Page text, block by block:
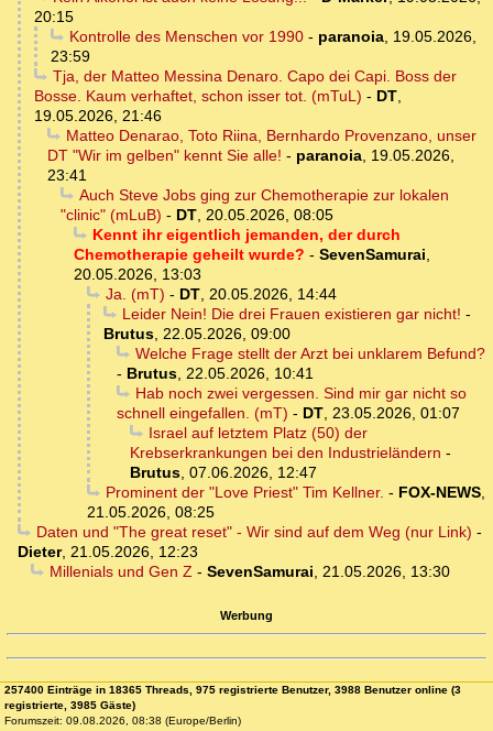
20:15
Kontrolle des Menschen vor 1990- paranoia, 19.05.2026,
23:59
Tja, der Matteo Messina Denaro. Capo dei Capi. Boss der
Bosse. Kaum verhaftet, schon isser tot. (mTuL) - DT,
19.05.2026, 21:46
Matteo Denarao, Toto Riina, Bernhardo Provenzano, unser
DT "Wir im gelben" kennt Sie alle! - paranoia, 19.05.2026,
23:41
Auch Steve Jobs ging zur Chemotherapie zur lokalen
"clinic" (mLuB) - DT, 20.05.2026, 08:05
Kennt ihr eigentlich jemanden, der durch
Chemotherapie geheilt wurde? - SevenSamurai,
20.05.2026, 13:03
Ja. (mT) - DT, 20.05.2026, 14:44
Leider Nein! Die drei Frauen existieren gar nicht! -
Brutus, 22.05.2026, 09:00
Welche Frage stellt der Arzt bei unklarem Befund?
- Brutus, 22.05.2026, 10:41
Hab noch zwei vergessen. Sind mir gar nicht so
schnell eingefallen. (mT) - DT, 23.05.2026, 01:07
Israel auf letztem Platz (50) der
Krebserkrankungen bei den Industrieländern -
Brutus, 07.06.2026, 12:47
Prominent der "Love Priest" Tim Kellner. - FOX-NEWS,
21.05.2026, 08:25
Daten und "The great reset" - Wir sind auf dem Weg (nur Link) -
Dieter, 21.05.2026, 12:23
Millenials und Gen Z- SevenSamurai, 21.05.2026, 13:30
Werbung
257400 Einträge in 18365 Threads, 975 registrierte Benutzer, 3988 Benutzer online (3
registrierte, 3985 Gäste)
Forumszeit: 09.08.2026, 08:38 (Europe/Berlin)